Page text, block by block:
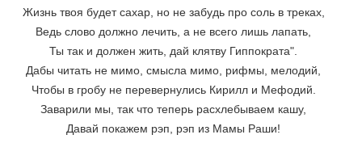
Жизнь твоя будет сахар, но не забудь про соль в треках,
Ведь слово должно лечить, а не всего лишь лапать,
Ты так и должен жить, дай клятву Гиппократа".
Дабы читать не мимо, смысла мимо, рифмы, мелодий,
Чтобы в гробу не перевернулись Кирилл и Мефодий.
Заварили мы, так что теперь расхлебываем кашу,
Давай покажем рэп, рэп из Мамы Раши!